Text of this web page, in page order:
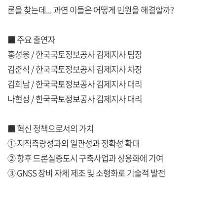
론을 찾는데... 과연 이들은 어떻게 민원을 해결할까?
■ 주요 출연자
홍성웅 / 한국국토정보공사 김제지사 팀장
김준식 / 한국국토정보공사 김제지사 차장
김희남 / 한국국토정보공사 김제지사 대리
나현성 / 한국국토정보공사 김제지사 대리
■ 혁신 정책으로서의 가치
① 지적측량성과의 일관성과 정확성 확대
② 향후 드론실증도시 구축사업과 상용화에 기여
③ GNSS 장비 자체 제조 및 소형화로 기술적 발전